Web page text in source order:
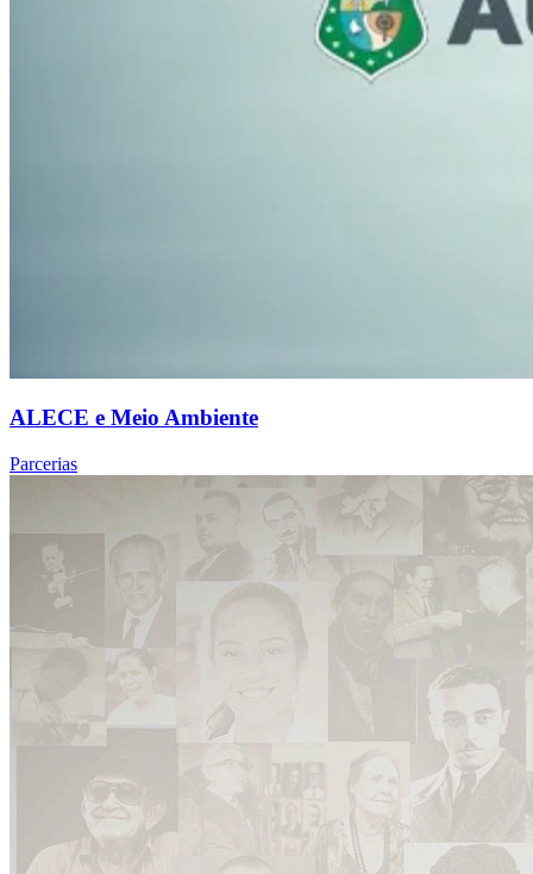
ALECE e Meio Ambiente
Parcerias